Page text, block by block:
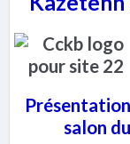
Vidéos
Vie de KOROLL
salon